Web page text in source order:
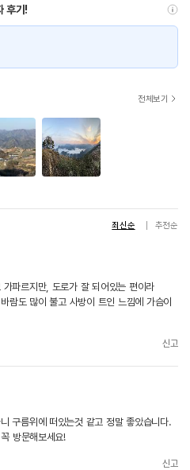
후기!
전체보기
최신순 추천순
파르지만, 도로가 잘 되어있는 편이라
람도 많이 불고 사방이 트인 느낌에 가슴이
신고
구름위에 떠있는것 같고 정말 좋았습니다.
방문해보세요!
신고